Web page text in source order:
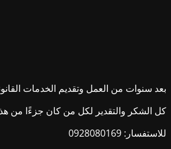
بعد سنوات من العمل وتقديم الخدمات
كل الشكر والتقدير لكل من كان جزءًا من
للاستفسار: 0928080169